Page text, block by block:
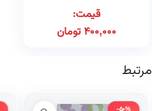
قیمت:
400,000تومان
مرتبط